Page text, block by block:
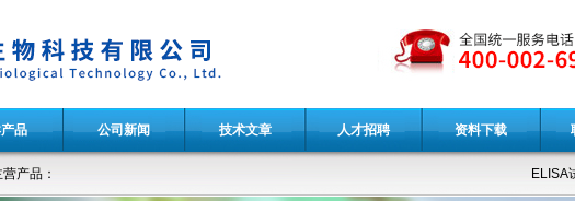
品 公司新闻 技术文章 人才招聘 资料下载
营产品： ELISA